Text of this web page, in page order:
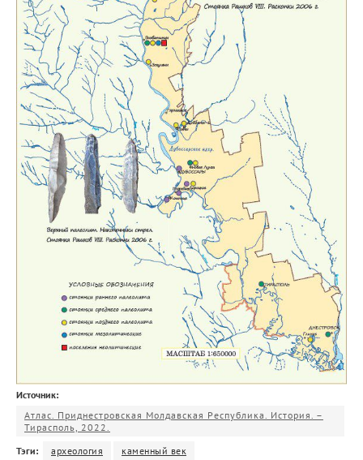
Источник:
Атлас. Приднестровская Молдавская Республика. История. –
Тирасполь, 2022.
Тэги:
археология каменный век